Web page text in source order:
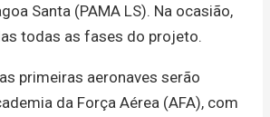
Santa (PAMA LS). Na ocasião,
todas as fases do projeto.
primeiras aeronaves serão
da Força Aérea (AFA), com